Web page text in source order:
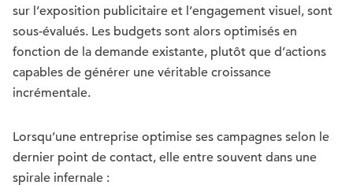
sur l’exposition publicitaire et l’engagement visuel, sont
sous-évalués. Les budgets sont alors optimisés en
fonction de la demande existante, plutôt que d’actions
capables de générer une véritable croissance
incrémentale.
Lorsqu’une entreprise optimise ses campagnes selon le
dernier point de contact, elle entre souvent dans une
spirale infernale :